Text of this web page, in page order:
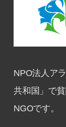
NPO法人ア
共和国」で
NGOです。